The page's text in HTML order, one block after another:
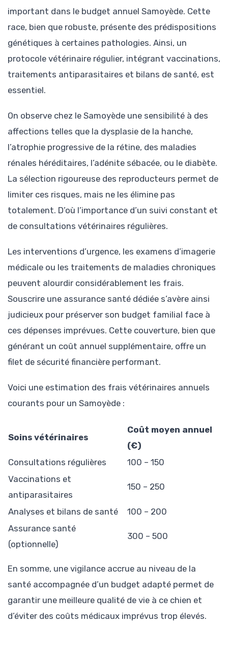
important dans le budget annuel Samoyède. Cette
race, bien que robuste, présente des prédispositions
génétiques à certaines pathologies. Ainsi, un
protocole vétérinaire régulier, intégrant vaccinations,
traitements antiparasitaires et bilans de santé, est
essentiel.
On observe chez le Samoyède une sensibilité à des
affections telles que la dysplasie de la hanche,
l’atrophie progressive de la rétine, des maladies
rénales héréditaires, l’adénite sébacée, ou le diabète.
La sélection rigoureuse des reproducteurs permet de
limiter ces risques, mais ne les élimine pas
totalement. D’où l’importance d’un suivi constant et
de consultations vétérinaires régulières.
Les interventions d’urgence, les examens d’imagerie
médicale ou les traitements de maladies chroniques
peuvent alourdir considérablement les frais.
Souscrire une assurance santé dédiée s’avère ainsi
judicieux pour préserver son budget familial face à
ces dépenses imprévues. Cette couverture, bien que
générant un coût annuel supplémentaire, offre un
filet de sécurité financière performant.
Voici une estimation des frais vétérinaires annuels
courants pour un Samoyède :
Soins vétérinaires
Coût moyen annuel
(€)
Consultations régulières
100 – 150
Vaccinations et
antiparasitaires
150 – 250
Analyses et bilans de santé
100 – 200
Assurance santé
(optionnelle)
300 – 500
En somme, une vigilance accrue au niveau de la
santé accompagnée d’un budget adapté permet de
garantir une meilleure qualité de vie à ce chien et
d’éviter des coûts médicaux imprévus trop élevés.